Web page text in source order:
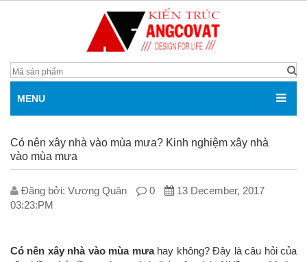
MENU
Có nên xây nhà vào mùa mưa? Kinh nghiệm xây nhà
vào mùa mưa
Đăng bởi: V­ương Quân 0
13 December, 2017
03:23:PM
Có nên xây nhà vào mùa mưa hay không? Đây là câu hỏi của